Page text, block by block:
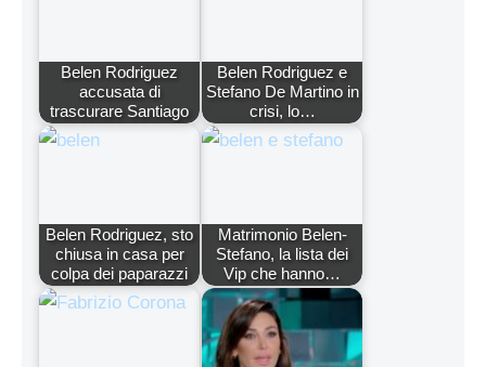
Belen Rodriguez
accusata di
trascurare Santiago
Belen Rodriguez e
Stefano De Martino in
crisi, lo…
Belen Rodriguez, sto
chiusa in casa per
colpa dei paparazzi
Matrimonio Belen-
Stefano, la lista dei
Vip che hanno…